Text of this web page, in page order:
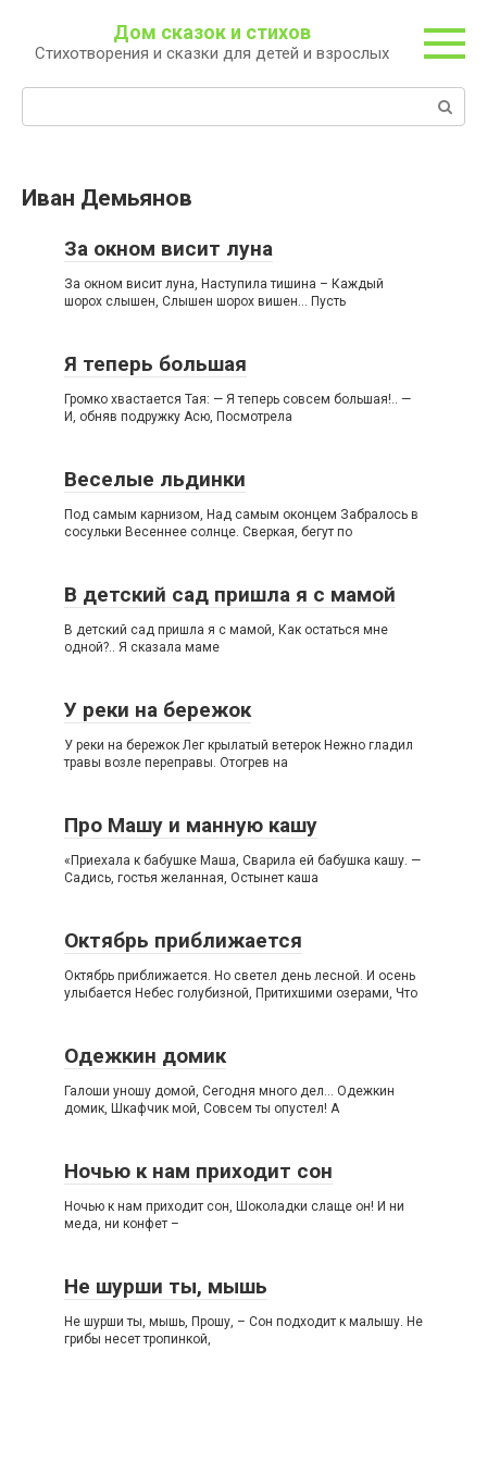
контенту
Дом сказок и стихов
Стихотворения и сказки для детей и взрослых
Иван Демьянов
За окном висит луна
За окном висит луна, Наступила тишина – Каждый
шорох слышен, Слышен шорох вишен… Пусть
Я теперь большая
Громко хвастается Тая: — Я теперь совсем большая!.. —
И, обняв подружку Асю, Посмотрела
Веселые льдинки
Под самым карнизом, Над самым оконцем Забралось в
сосульки Весеннее солнце. Сверкая, бегут по
В детский сад пришла я с мамой
В детский сад пришла я с мамой, Как остаться мне
одной?.. Я сказала маме
У реки на бережок
У реки на бережок Лег крылатый ветерок Нежно гладил
травы возле переправы. Отогрев на
Про Машу и манную кашу
«Приехала к бабушке Маша, Сварила ей бабушка кашу. —
Садись, гостья желанная, Остынет каша
Октябрь приближается
Октябрь приближается. Но светел день лесной. И осень
улыбается Небес голубизной, Притихшими озерами, Что
Одежкин домик
Галоши уношу домой, Сегодня много дел… Одежкин
домик, Шкафчик мой, Совсем ты опустел! А
Ночью к нам приходит сон
Ночью к нам приходит сон, Шоколадки слаще он! И ни
меда, ни конфет –
Не шурши ты, мышь
Не шурши ты, мышь, Прошу, – Сон подходит к малышу. Не
грибы несет тропинкой,